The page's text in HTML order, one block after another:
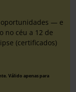
oportunidades — e
no céu a 12 de
(certificados)
Válido apenas para